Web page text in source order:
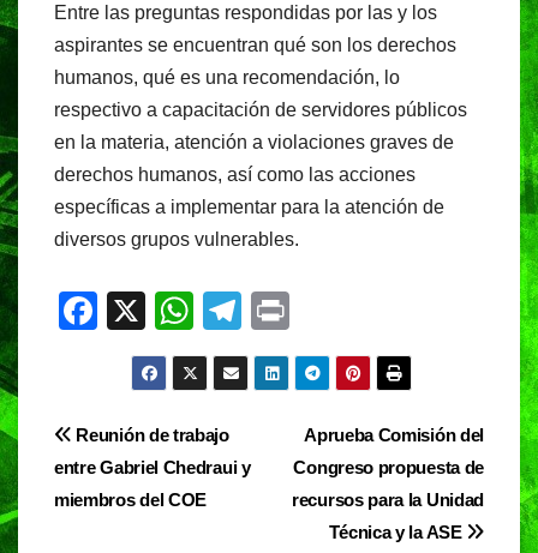
Entre las preguntas respondidas por las y los
aspirantes se encuentran qué son los derechos
humanos, qué es una recomendación, lo
respectivo a capacitación de servidores públicos
en la materia, atención a violaciones graves de
derechos humanos, así como las acciones
específicas a implementar para la atención de
diversos grupos vulnerables.
F
e
b
o
X
W
h
at
s
A
p
T
el
e
a
in
t
Navegación
de
Aprueba Comisión del
Congreso propuesta de
recursos para la Unidad
Técnica y la ASE
Reunión de trabajo
entre Gabriel Chedraui y
miembros del COE